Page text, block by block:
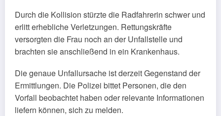
Durch die Kollision stürzte die Radfahrerin schwer und
erlitt erhebliche Verletzungen. Rettungskräfte
versorgten die Frau noch an der Unfallstelle und
brachten sie anschließend in ein Krankenhaus.
Die genaue Unfallursache ist derzeit Gegenstand der
Ermittlungen. Die Polizei bittet Personen, die den
Vorfall beobachtet haben oder relevante Informationen
liefern können, sich zu melden.